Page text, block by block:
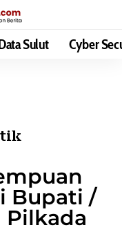
Sulut Cyber
Bupati /
Pilkada